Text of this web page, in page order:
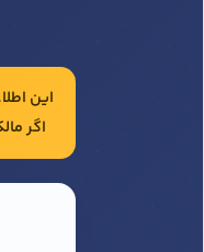
این
اگر